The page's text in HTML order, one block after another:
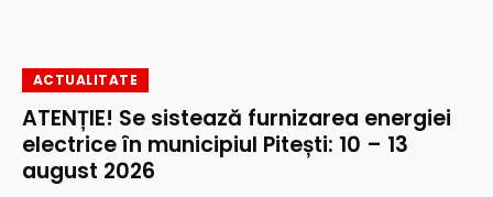
ACTUALITATE
ATENȚIE! Se sistează furnizarea energiei
electrice în municipiul Pitești: 10 – 13
august 2026